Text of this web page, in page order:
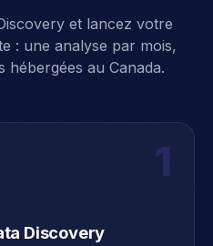
et lancez votre
: une analyse par mois,
hébergées au Canada.
1
Discovery